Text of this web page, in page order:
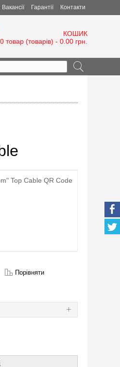
Вакансії Гарантії Контакти
КОШИК
0 товар (товарів) - 0.00 грн.
Порівняти